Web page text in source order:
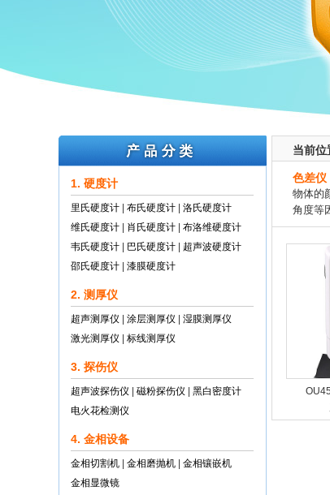
1. 硬度计
里氏硬度计 布氏硬度计
洛氏硬度计
维氏硬度计
肖氏硬度计
布洛维硬度计
韦氏硬度计
巴氏硬度计
超声波硬度计
邵氏硬度计
漆膜硬度计
2. 测厚仪
超声测厚仪 涂层测厚仪
湿膜测厚仪
激光测厚仪
标线测厚仪
3. 探伤仪
超声波探伤仪 磁粉探伤仪
黑白密度计
电火花检测仪
4. 金相设备
金相切割机 金相磨抛机
金相镶嵌机
金相显微镜
当前位
色差仪
物体的
角度等